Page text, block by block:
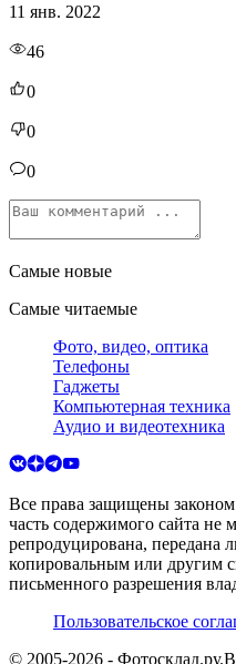
11 янв. 2022
46
0
0
0
Самые новые
Самые читаемые
Фото, видео, оптика
Телефоны
Гаджеты
Компьютерная техника
Аудио и видеотехника
Все права защищены
часть содержимого сайта не
репродуцирована, передана
копировальным или другим
письменного разрешения
Пользовательское
© 2005-2026 - Фотосклад.ру.